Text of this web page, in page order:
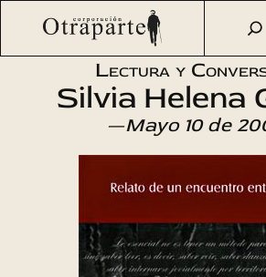
Saltar
Otraparte.org/ Agenda Cultural
encuentro entre
Lectura y
Silvia Helena
—Mayo 10 de